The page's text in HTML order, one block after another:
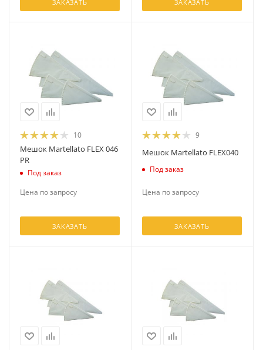
ЗАКАЗАТЬ ЗАКАЗАТЬ
10
Мешок Martellato FLEX 046
PR
Под заказ
Цена по запросу
ЗАКАЗАТЬ
9
Мешок Martellato FLEX040
Под заказ
Цена по запросу
ЗАКАЗАТЬ